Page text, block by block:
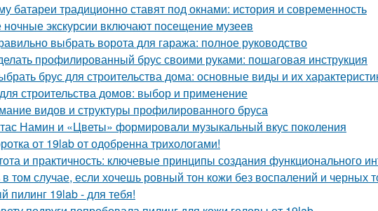
батареи традиционно ставят под окнами: история и современность
ночные экскурсии включают посещение музеев
выбрать ворота для гаража: полное руководство
профилированный брус своими руками: пошаговая инструкция
брус для строительства дома: основные виды и их
строительства домов: выбор и применение
видов и структуры профилированного бруса
Намин и «Цветы» формировали музыкальный вкус поколения
от 19lab от одобренна трихологами!
и практичность: ключевые принципы создания функционального
том случае, если хочешь ровный тон кожи без воспалений и черных
пилинг 19lab - для тебя!